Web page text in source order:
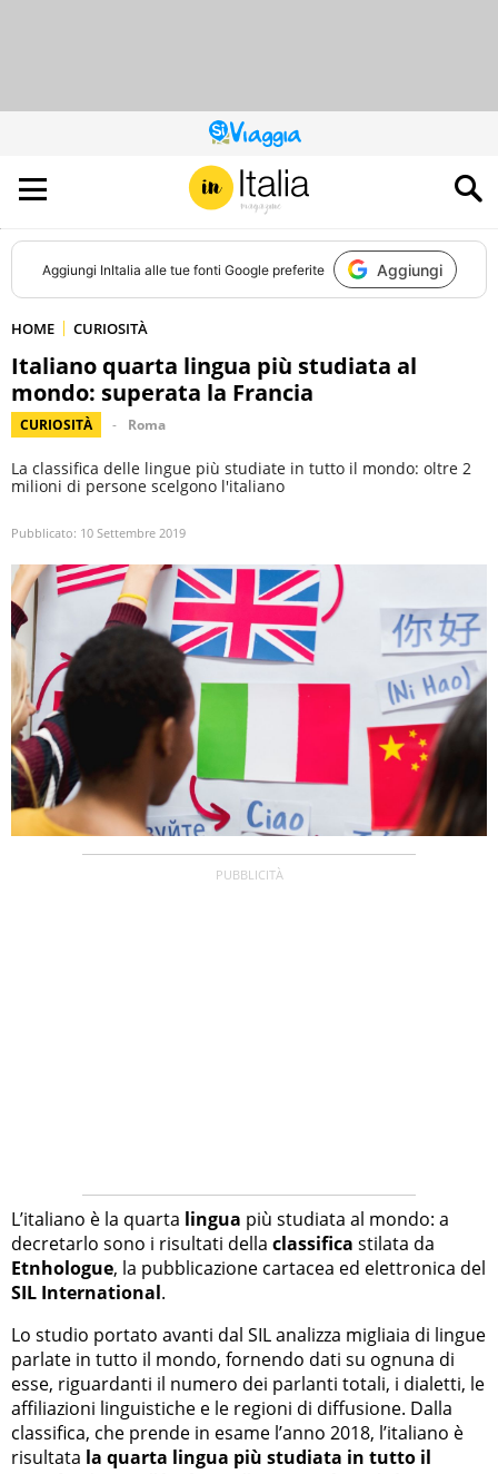
QUESTO
SITO
CONTRIBUISCE
ALL’AUDIENCE
DI
Aggiungi InItalia alle tue fonti Google preferite Aggiungi
HOME CURIOSITÀ
Italiano quarta lingua più studiata al
mondo: superata la Francia
CURIOSITÀ Roma
La classifica delle lingue più studiate in tutto il mondo: oltre 2
milioni di persone scelgono l'italiano
Pubblicato: 10 Settembre 2019
L’italiano è la quarta lingua più studiata al mondo: a
decretarlo sono i risultati della classifica stilata da
Etnhologue, la pubblicazione cartacea ed elettronica del
SIL International.
Lo studio portato avanti dal SIL analizza migliaia di lingue
parlate in tutto il mondo, fornendo dati su ognuna di
esse, riguardanti il numero dei parlanti totali, i dialetti, le
affiliazioni linguistiche e le regioni di diffusione. Dalla
classifica, che prende in esame l’anno 2018, l’italiano è
risultata la quarta lingua più studiata in tutto il